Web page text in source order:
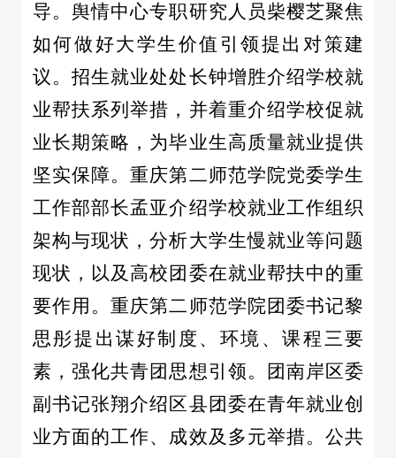
导。舆情中心专职研究人员柴樱芝聚焦
如何做好大学生价值引领提出对策建
议。招生就业处处长钟增胜介绍学校就
业帮扶系列举措，并着重介绍学校促就
业长期策略，为毕业生高质量就业提供
坚实保障。重庆第二师范学院党委学生
工作部部长孟亚介绍学校就业工作组织
架构与现状，分析大学生慢就业等问题
现状，以及高校团委在就业帮扶中的重
要作用。重庆第二师范学院团委书记黎
思彤提出谋好制度、环境、课程三要
素，强化共青团思想引领。团南岸区委
副书记张翔介绍区县团委在青年就业创
业方面的工作、成效及多元举措。公共